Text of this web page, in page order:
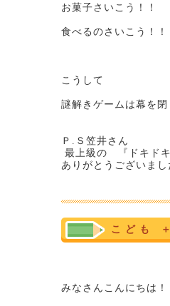
お菓子さいこう！！
食べるのさいこう！！
こうして
謎解きゲームは幕を
Ｐ.Ｓ笠井さん
最上級の 『ドキ
ありがとうございまし
こ ど も
みなさんこんにちは！